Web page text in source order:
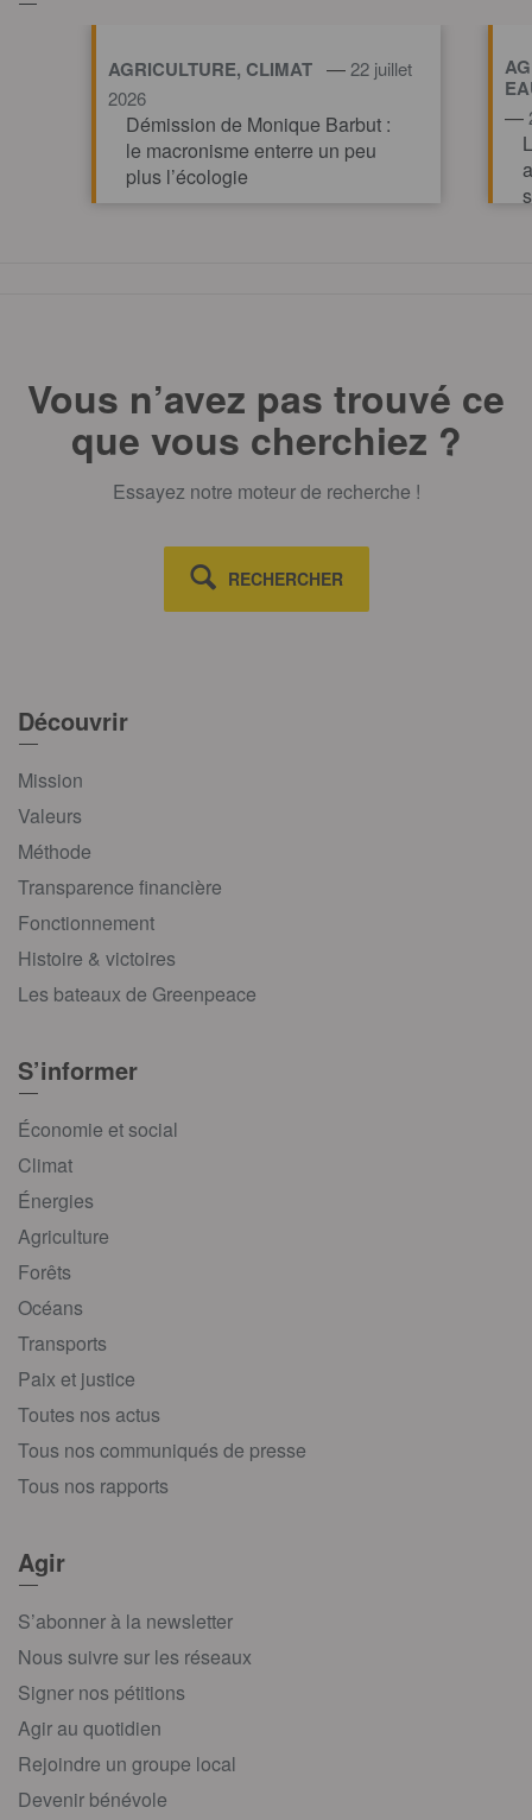
AGRICULTURE, CLIMAT —22 juillet
2026
Démission de Monique Barbut :
le macronisme enterre un peu
plus l’écologie
—
Vous n’avez pas trouvé ce
que vous cherchiez ?
Essayez notre moteur de recherche !
RECHERCHER
Découvrir
Mission
Valeurs
Méthode
Transparence financière
Fonctionnement
Histoire & victoires
Les bateaux de Greenpeace
S’informer
Économie et social
Climat
Énergies
Agriculture
Forêts
Océans
Transports
Paix et justice
Toutes nos actus
Tous nos communiqués de presse
Tous nos rapports
Agir
S’abonner à la newsletter
Nous suivre sur les réseaux
Signer nos pétitions
Agir au quotidien
Rejoindre un groupe local
Devenir bénévole